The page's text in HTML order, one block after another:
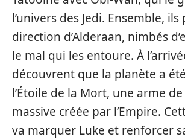
l’univers des Jedi. Ensemble,
direction d’Alderaan, nimbés
le mal qui les entoure. À
découvrent que la planète a
l’Étoile de la Mort, une arme
massive créée par l’Empire.
va marquer Luke et renforcer